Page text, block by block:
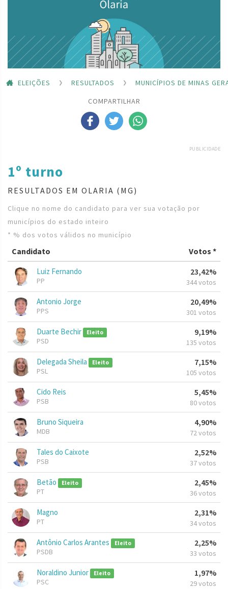
ELEIÇÕES RESULTADOS
MUNICÍPIOS DE MINAS
COMPARTILHAR
PUBLICIDADE
1º turno
RESULTADOS EM OLARIA (MG)
Clique no nome do candidato para ver sua votação por
municípios do estado inteiro
* % dos votos válidos no município
Candidato Votos *
Luiz Fernando
PP
23,42%
344 votos
Antonio Jorge
PPS
20,49%
301 votos
Duarte Bechir Eleito
PSD
9,19%
135 votos
Delegada Sheila Eleito
PSL
7,15%
105 votos
Cido Reis
PSB
5,45%
80 votos
Bruno Siqueira
MDB
4,90%
72 votos
Tales do Caixote
PSB
2,52%
37 votos
Betão Eleito
PT
2,45%
36 votos
Magno
PT
2,31%
34 votos
Antônio Carlos Arantes Eleito
PSDB
2,25%
33 votos
Noraldino Junior Eleito
PSC
1,97%
29 votos